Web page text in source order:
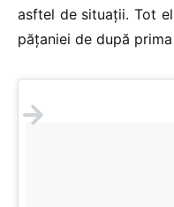
asftel de situații. Tot
pățaniei de după